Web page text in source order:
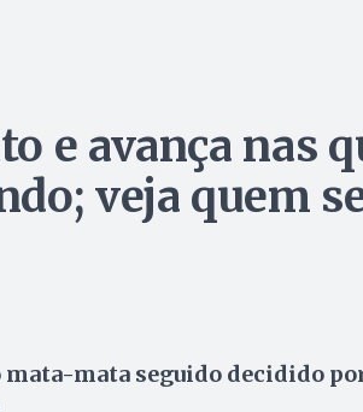
e avança nas
veja quem
mata seguido decidido